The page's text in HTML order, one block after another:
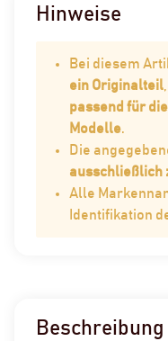
Hinweise
Bei diesem
ein Originalteil
passend für
Modelle.
Die
ausschließlich
Alle
Identifikation
Beschreibung